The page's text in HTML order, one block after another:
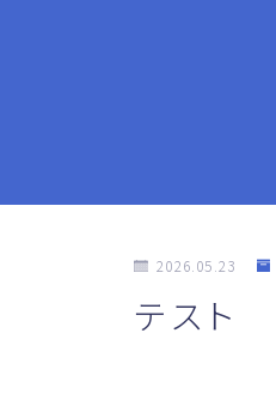
2026.05.23
テスト